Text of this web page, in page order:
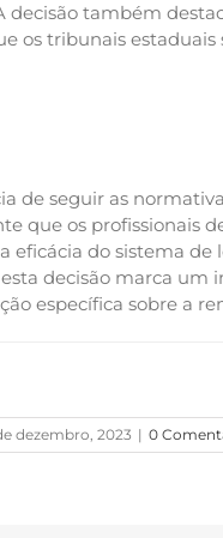
decisão também
os tribunais
de seguir as
que os profissionais
do sistema de
decisão marca
específica sobre a
dezembro, 2023 | 0